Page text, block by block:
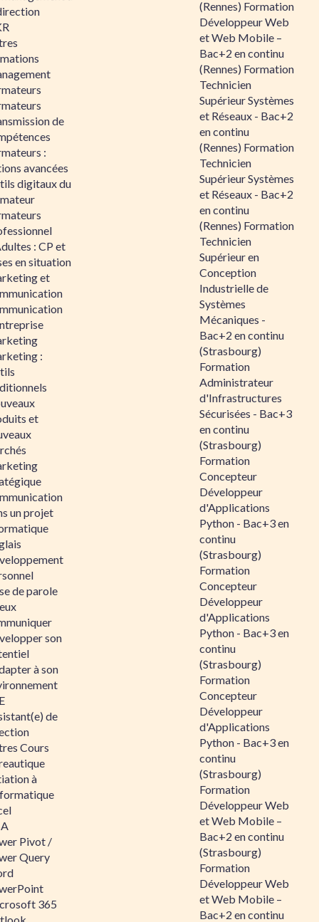
de
:
avancées
digitaux du
: CP et
en situation
et
:
et
un projet
de parole
son
à son
de
Cours
à
Pivot /
Query
365
(Rennes) Formation
Développeur Web
et Web Mobile –
Bac+2 en continu
(Rennes) Formation
Technicien
Supérieur Systèmes
et Réseaux - Bac+2
en continu
(Rennes) Formation
Technicien
Supérieur Systèmes
et Réseaux - Bac+2
en continu
(Rennes) Formation
Technicien
Supérieur en
Conception
Industrielle de
Systèmes
Mécaniques -
Bac+2 en continu
(Strasbourg)
Formation
Administrateur
d'Infrastructures
Sécurisées - Bac+3
en continu
(Strasbourg)
Formation
Concepteur
Développeur
d'Applications
Python - Bac+3 en
continu
(Strasbourg)
Formation
Concepteur
Développeur
d'Applications
Python - Bac+3 en
continu
(Strasbourg)
Formation
Concepteur
Développeur
d'Applications
Python - Bac+3 en
continu
(Strasbourg)
Formation
Développeur Web
et Web Mobile –
Bac+2 en continu
(Strasbourg)
Formation
Développeur Web
et Web Mobile –
Bac+2 en continu